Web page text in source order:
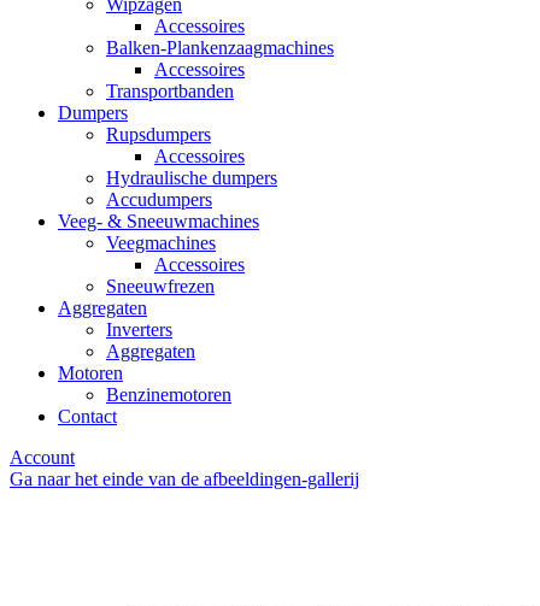
Accessoires
Balken-Plankenzaagmachines
Accessoires
Transportbanden
Dumpers
Rupsdumpers
Accessoires
Hydraulische dumpers
Accudumpers
Veeg- & Sneeuwmachines
Veegmachines
Accessoires
Sneeuwfrezen
Aggregaten
Inverters
Aggregaten
Motoren
Benzinemotoren
Contact
Account
Ga naar het einde van de afbeeldingen-gallerij